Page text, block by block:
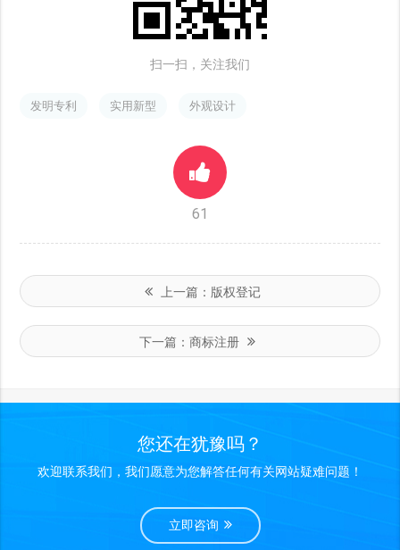
扫一扫，关注我们
发明专利 实用新型 外观设计
61
上一篇： 版权登记
下一篇：商标注册
您还在犹豫吗？
欢迎联系我们，我们愿意为您解答任何有关网站疑难问题！
立即咨询